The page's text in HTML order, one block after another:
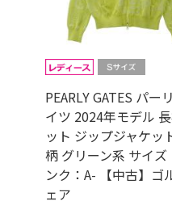
PEARLY GATES パー
イツ 2024年モデル
ット ジップジャケッ
柄 グリーン系 サイズ
ンク：A- 【中古】ゴ
ェア